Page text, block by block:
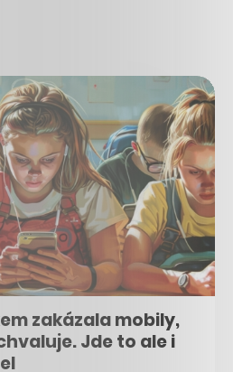
zakázala mobily,
Jde to ale i